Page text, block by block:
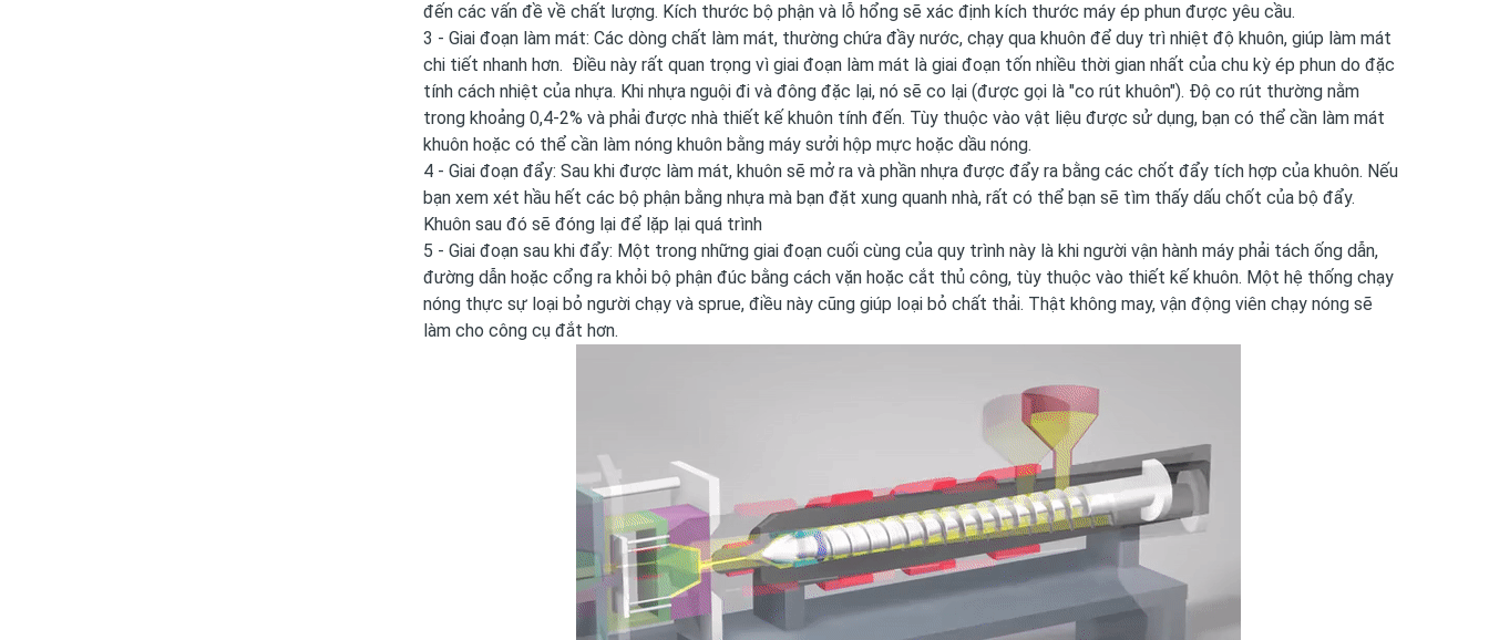
đến các vấn đề về chất lượng. Kích thước bộ phận và lỗ hổng sẽ xác định kích thước máy ép phun được yêu cầu.
3 - Giai đoạn làm mát: Các dòng chất làm mát, thường chứa đầy nước, chạy qua khuôn để duy trì nhiệt độ khuôn, giúp làm mát
chi tiết nhanh hơn. Điều này rất quan trọng vì giai đoạn làm mát là giai đoạn tốn nhiều thời gian nhất của chu kỳ ép phun do đặc
tính cách nhiệt của nhựa. Khi nhựa nguội đi và đông đặc lại, nó sẽ co lại (được gọi là "co rút khuôn"). Độ co rút thường nằm
trong khoảng 0,4-2% và phải được nhà thiết kế khuôn tính đến. Tùy thuộc vào vật liệu được sử dụng, bạn có thể cần làm mát
khuôn hoặc có thể cần làm nóng khuôn bằng máy sưởi hộp mực hoặc dầu nóng.
4 - Giai đoạn đẩy: Sau khi được làm mát, khuôn sẽ mở ra và phần nhựa được đẩy ra bằng các chốt đẩy tích hợp của khuôn. Nếu
bạn xem xét hầu hết các bộ phận bằng nhựa mà bạn đặt xung quanh nhà, rất có thể bạn sẽ tìm thấy dấu chốt của bộ đẩy.
Khuôn sau đó sẽ đóng lại để lặp lại quá trình
5 - Giai đoạn sau khi đẩy: Một trong những giai đoạn cuối cùng của quy trình này là khi người vận hành máy phải tách ống dẫn,
đường dẫn hoặc cổng ra khỏi bộ phận đúc bằng cách vặn hoặc cắt thủ công, tùy thuộc vào thiết kế khuôn. Một hệ thống chạy
nóng thực sự loại bỏ người chạy và sprue, điều này cũng giúp loại bỏ chất thải. Thật không may, vận động viên chạy nóng sẽ
làm cho công cụ đắt hơn.